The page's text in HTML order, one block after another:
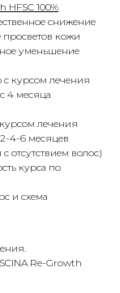
100%
снижение
просветов кожи
уменьшение
с курсом лечения
4 месяца
лечения
2-4-6 месяцев
отсутствием волос)
курса по
и схема
Re-Growth